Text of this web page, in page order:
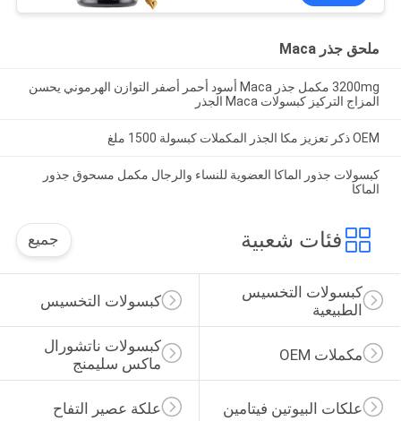
ملحق جذر Maca
3200mg مكمل جذر Maca أسود أحمر أصفر التوازن الهرموني يحسن
المزاج التركيز كبسولات Maca الجذر
OEM ذكر تعزيز مكا الجذر المكملات كبسولة 1500 ملغ
كبسولات جذور الماكا العضوية للنساء والرجال مكمل مسحوق جذور
الماكا
فئات شعبية جميع
كبسولات التخسيس
كبسولات التخسيس
الطبيعية
كبسولات ناتشورال
ماكس سليمنج
مكملات OEM
علكة عصير التفاح علكات البيوتين فيتامين